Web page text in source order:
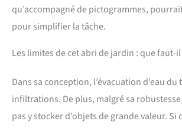
qu’accompagné de pictogrammes,
pour simplifier la tâche.
Les limites de cet abri de jardin : que faut-il
Dans sa conception, l’évacuation d’eau
infiltrations. De plus, malgré sa
pas y stocker d’objets de grande valeur.